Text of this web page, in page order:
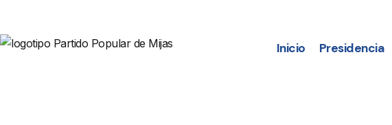
Inicio Presidencia